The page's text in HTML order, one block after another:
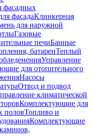
фасадных
фасадаКлинкерная
для наружной
Газовые
печиБанные
батареиТеплый
Управление
для отопительного
Насосы
Отвод и подвод
климатической
Комплектующие для
половТопливо и
Комплектующие